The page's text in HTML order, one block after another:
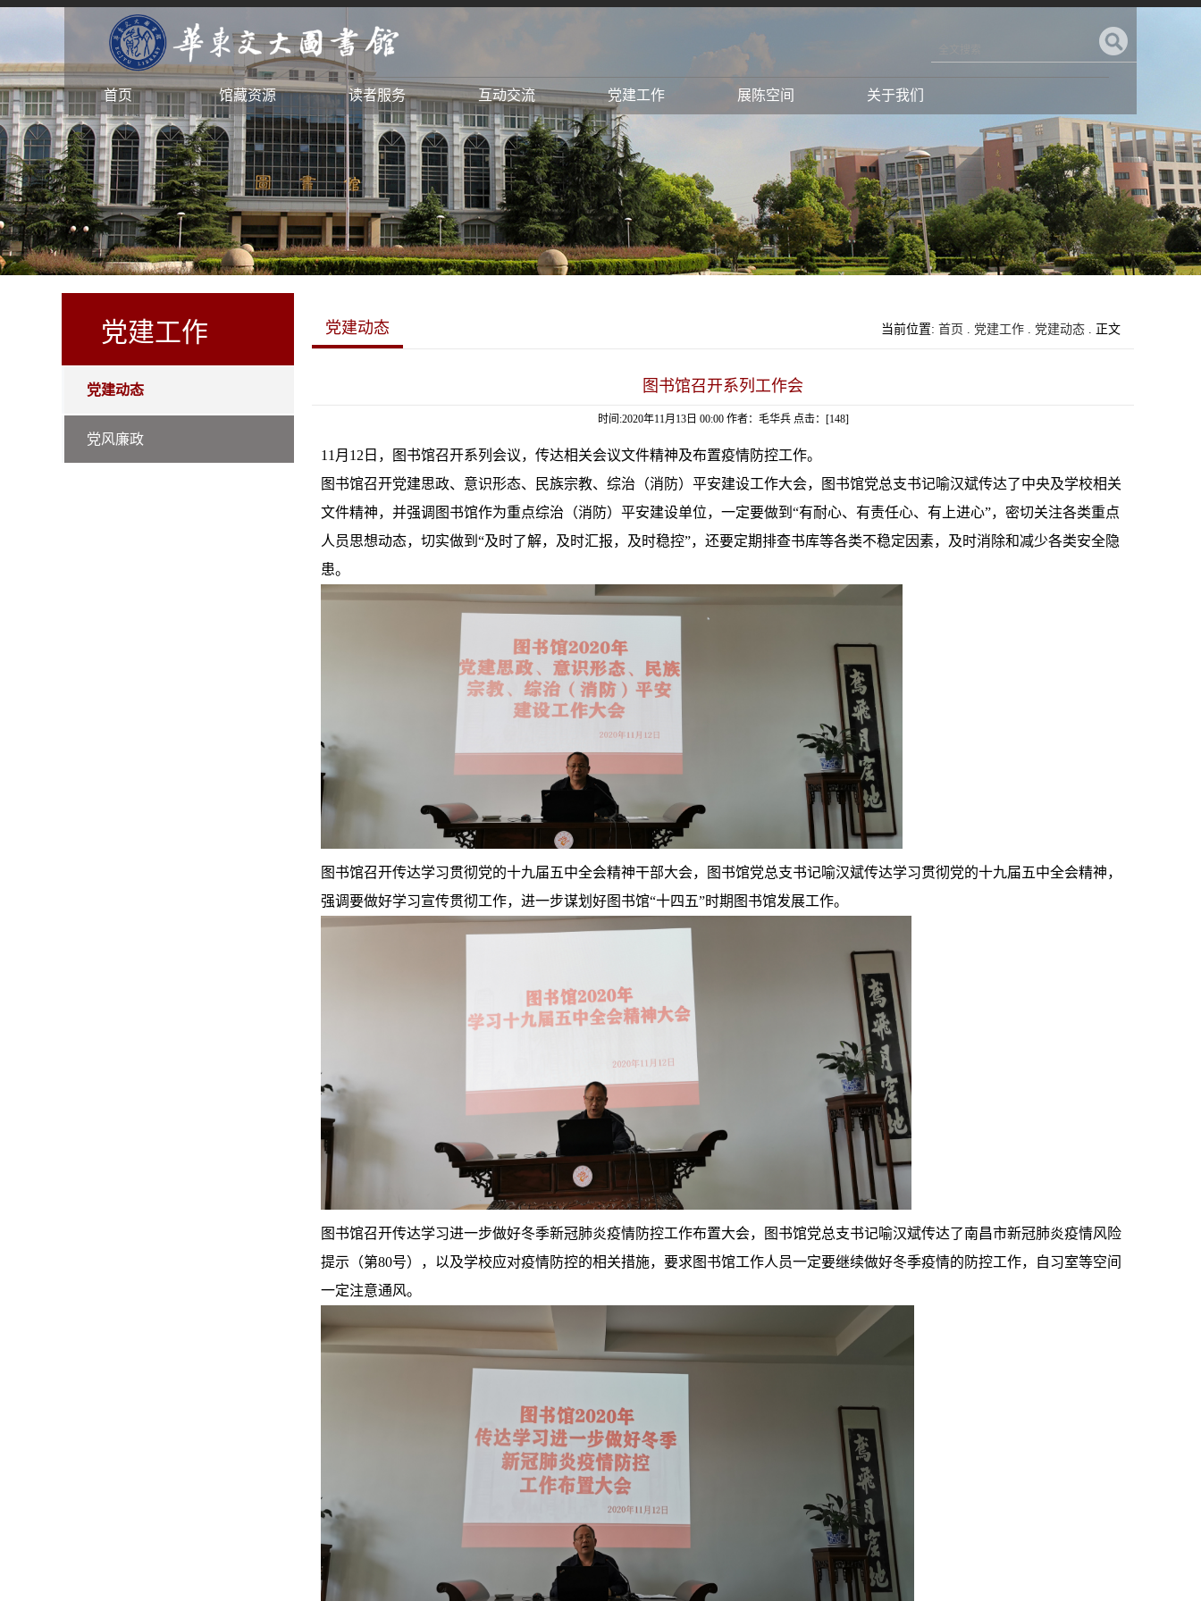
首页 馆藏资源 读者服务 互动交流 党建工作 展陈空间 关于我们
党建工作
党建动态
党风廉政
党建动态 当前位置: 首页 . 党建工作 . 党建动态 . 正文
图书馆召开系列工作会
时间:2020年11月13日 00:00 作者：毛华兵 点击：[148]
11月12日，图书馆召开系列会议，传达相关会议文件精神及布置疫情防控工作。
图书馆召开党建思政、意识形态、民族宗教、综治（消防）平安建设工作大会，图书馆党总支书记喻汉斌传达了中央及学校相关
文件精神，并强调图书馆作为重点综治（消防）平安建设单位，一定要做到“有耐心、有责任心、有上进心”，密切关注各类重点
人员思想动态，切实做到“及时了解，及时汇报，及时稳控”，还要定期排查书库等各类不稳定因素，及时消除和减少各类安全隐
患。
图书馆召开传达学习贯彻党的十九届五中全会精神干部大会，图书馆党总支书记喻汉斌传达学习贯彻党的十九届五中全会精神，
强调要做好学习宣传贯彻工作，进一步谋划好图书馆“十四五”时期图书馆发展工作。
图书馆召开传达学习进一步做好冬季新冠肺炎疫情防控工作布置大会，图书馆党总支书记喻汉斌传达了南昌市新冠肺炎疫情风险
提示（第80号），以及学校应对疫情防控的相关措施，要求图书馆工作人员一定要继续做好冬季疫情的防控工作，自习室等空间
一定注意通风。